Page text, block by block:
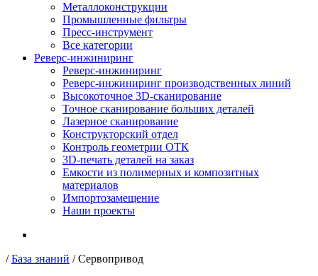
Металлоконструкции
Промышленные фильтры
Пресс-инструмент
Все категории
Реверс-инжиниринг
Реверс-инжиниринг
Реверс-инжиниринг производственных линий
Высокоточное 3D-сканирование
Точное сканирование больших деталей
Лазерное сканирование
Конструкторский отдел
Контроль геометрии ОТК
3D-печать деталей на заказ
Емкости из полимерных и композитных
материалов
Импортозамещение
Наши проекты
/База знаний /Сервопривод